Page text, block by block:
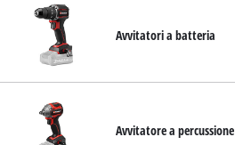
Avvitatori a batteria
Avvitatore a percussione